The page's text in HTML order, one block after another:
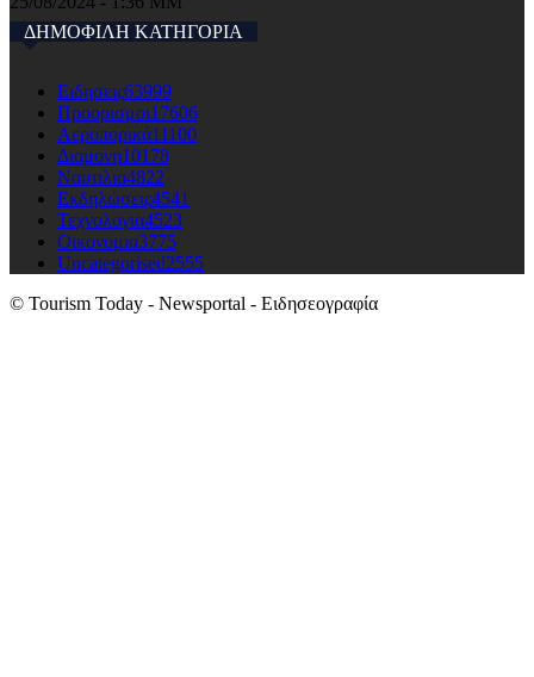
ΔΗΜΟΦΙΛΗ ΚΑΤΗΓΟΡΙΑ
Ειδησεις63999
Προορισμοι17606
Αεροπορικά11100
Διαμονη10178
Ναυτιλια4822
Εκδηλώσεις4541
Τεχνολογια4523
Οικονομια3775
Uncategorised2555
© Tourism Today - Newsportal - Ειδησεογραφία